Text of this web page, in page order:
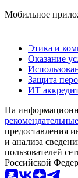
Мобильное
Этика и
Оказание
Защита
ИТ
На
предоставления
и анализа
пользователей
Российской